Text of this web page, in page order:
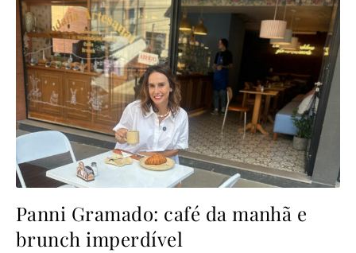
Panni Gramado: café da manhã e
brunch imperdível